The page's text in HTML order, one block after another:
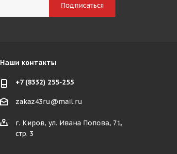
Наши контакты
+7 (8332) 255-255
zakaz43ru@mail.ru
г. Киров, ул. Ивана Попова, 71,
стр. 3